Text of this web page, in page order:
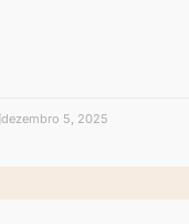
dezembro 5, 2025